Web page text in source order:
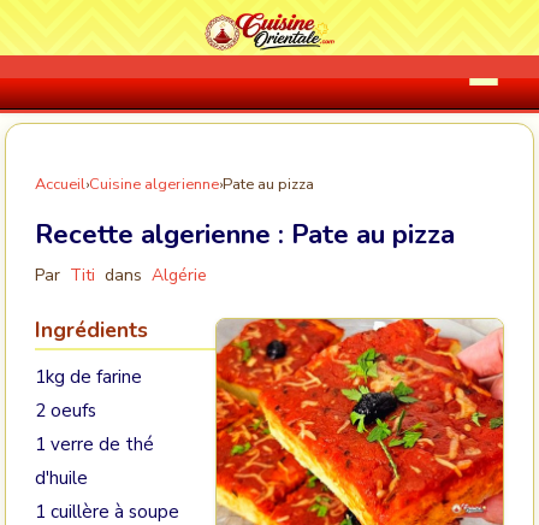
Accueil›Cuisine algerienne›Pate au pizza
Recette algerienne : Pate au pizza
Par Titi dans Algérie
Ingrédients
1kg de farine
2 oeufs
1 verre de thé
d'huile
1 cuillère à soupe